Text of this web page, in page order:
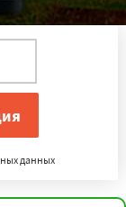
данных